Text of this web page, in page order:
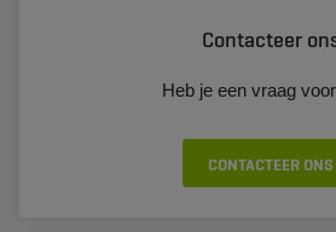
Contacteer
Heb je een vraag
CONTACTEER ONS